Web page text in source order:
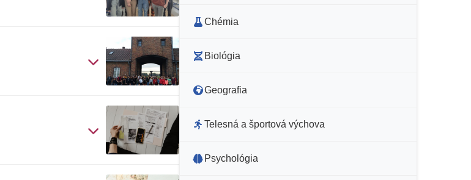
Chémia
Biológia
Geografia
Telesná a športová výchova
Psychológia